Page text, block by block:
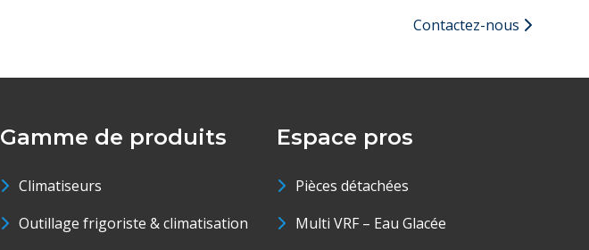
Contactez-nous
Gamme de produits
Climatiseurs
Outillage frigoriste & climatisation
Espace pros
Pièces détachées
Multi VRF – Eau Glacée